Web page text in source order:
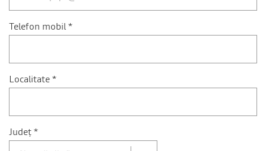
Telefon mobil *
Localitate *
Județ *